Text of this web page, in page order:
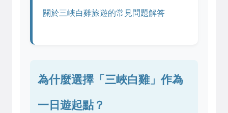
關於三峽白雞旅遊的常見問題解答
為什麼選擇「三峽白雞」作為
一日遊起點？